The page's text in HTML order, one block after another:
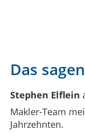
Das
Stephen Elflein
Makler-Team
Jahrzehnten.